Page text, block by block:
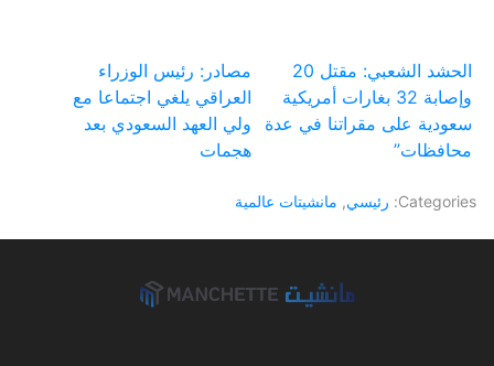
الحشد الشعبي: مقتل 20
وإصابة 32 بغارات أمريكية
سعودية على مقراتنا في عدة
محافظات”
مصادر: رئيس الوزراء
العراقي يلغي اجتماعا مع
ولي العهد السعودي بعد
هجمات
Categories: رئيسي, مانشيتات عالمية